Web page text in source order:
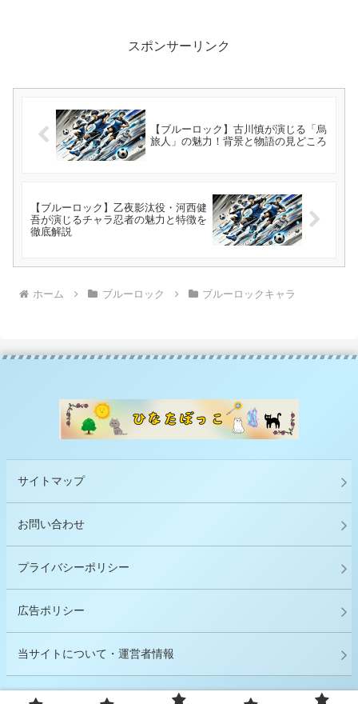
スポンサーリンク
【ブルーロック】古川慎が演じる「烏
旅人」の魅力！背景と物語の見どころ
【ブルーロック】乙夜影汰役・河西健
吾が演じるチャラ忍者の魅力と特徴を
徹底解説
ホーム ブルーロック ブルーロックキャラ
サイトマップ
お問い合わせ
プライバシーポリシー
広告ポリシー
当サイトについて・運営者情報